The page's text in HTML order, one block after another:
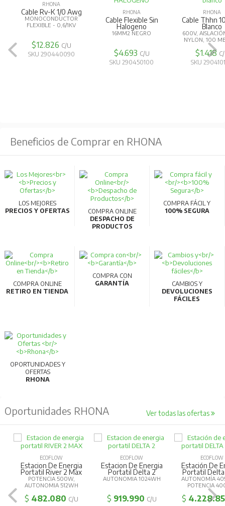
1,5 mm2 a 500 mm2 y desde calibres de 16 AWG a
1000 MCM.
Construcción
Conductor: Cobre electrolítico de temple blando.
características: COVISA – CHILE, NOTOX XCS (RZ1),
Aplicaciones
En lugares donde hay gran afluencia de público, tales
como hospitales, aeropuertos, ferrocarriles, minas
RHONA
Cable Rv-K 1/0 Awg
MONOCONDUCTOR
FLEXIBLE - 0,6/1KV
$12.826 C/U
SKU 290440090
RHONA
Cable Flexible Sin
Halogeno
16MM2 NEGRO
$4.693 C/U
SKU 290450100
RHONA
Cable Thhn
Blanco
600V,
NYLON, 100
$1.418
SKU
Beneficios de Comprar en RHONA
LOS MEJORES
PRECIOS Y OFERTAS
COMPRA ONLINE
DESPACHO DE
PRODUCTOS
COMPRA FÁCIL Y
100% SEGURA
COMPRA ONLINE
RETIRO EN TIENDA
COMPRA CON
GARANTÍA
CAMBIOS Y
DEVOLUCIONES
FÁCILES
OPORTUNIDADES Y
OFERTAS
RHONA
Oportunidades RHONA Ver todas las ofertas
ECOFLOW
Estacion De Energia
Portatil River 2 Max
POTENCIA 500W,
AUTONOMIA 512WH
$ 482.080 C/U
ECOFLOW
Estacion De Energia
Portatil Delta 2
AUTONOMIA 1024WH
$ 919.990 C/U
ECOFLOW
Estación De
Portatil Delta
AUTONOMÍA
POTENCIA
$